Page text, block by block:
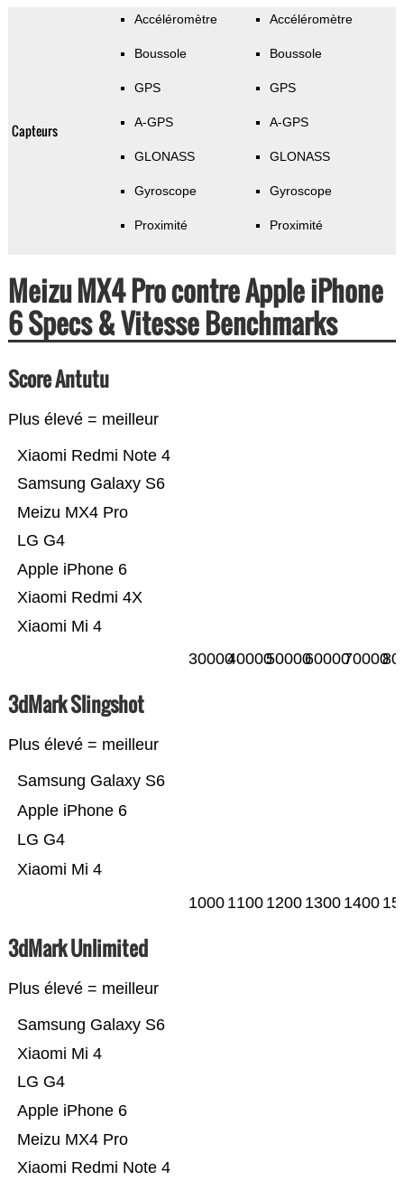
Capteurs
Accéléromètre
Boussole
GPS
A-GPS
GLONASS
Gyroscope
Proximité
Accéléromètre
Boussole
GPS
A-GPS
GLONASS
Gyroscope
Proximité
Meizu MX4 Pro contre Apple iPhone
6 Specs & Vitesse Benchmarks
Score Antutu
Plus élevé = meilleur
Xiaomi Mi 4
Xiaomi Redmi 4X
Apple iPhone 6
LG G4
Meizu MX4 Pro
Samsung Galaxy S6
Xiaomi Redmi Note 4
3000040000500006000070000
3dMark Slingshot
Plus élevé = meilleur
Xiaomi Mi 4
LG G4
Apple iPhone 6
Samsung Galaxy S6
1000 1100 1200 1300 1400
3dMark Unlimited
Plus élevé = meilleur
Xiaomi Redmi Note 4
Meizu MX4 Pro
Apple iPhone 6
LG G4
Xiaomi Mi 4
Samsung Galaxy S6